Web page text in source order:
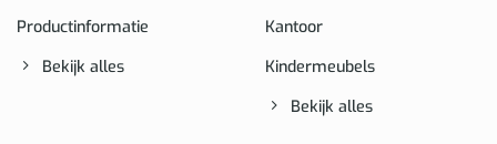
Productinformatie
Bekijk alles
Kantoor
Kindermeubels
Bekijk alles